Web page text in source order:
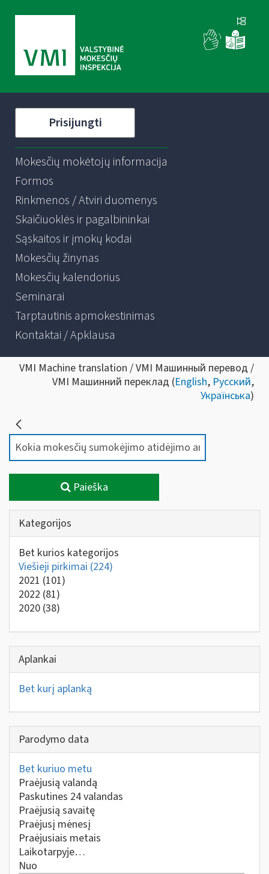
Prisijungti
Mokesčių mokėtojų informacija
Formos
Rinkmenos / Atviri duomenys
Skaičiuoklės ir pagalbininkai
Sąskaitos ir įmokų kodai
Mokesčių žinynas
Mokesčių kalendorius
Seminarai
Tarptautinis apmokestinimas
Kontaktai / Apklausa
VMI Machine translation / VMI Машинный перевод /
VMI Машинний переклад (English, Русский,
Українська)
Paieška
Kategorijos
Bet kurios kategorijos
Viešieji pirkimai (224)
2021 (101)
2022 (81)
2020 (38)
Aplankai
Bet kurį aplanką
Parodymo data
Bet kuriuo metu
Praėjusią valandą
Paskutines 24 valandas
Praėjusią savaitę
Praėjusį mėnesį
Praėjusiais metais
Laikotarpyje…
Nuo